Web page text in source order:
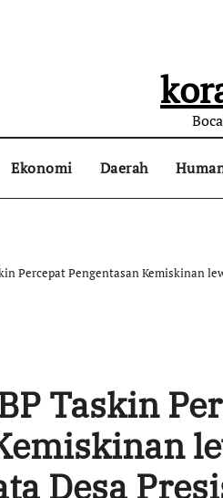
Ekonomi Daerah
Percepat Pengentasan Kemiskinan
Taskin
Desa